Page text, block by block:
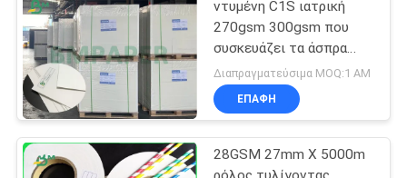
ντυμένη C1S ιατρική
270gsm 300gsm που
συσκευάζει τα άσπρα
διπλώνοντας φύλλα
πινάκων κιβωτίων
Διαπραγματεύσιμα MOQ:1 ΑΜ
ΕΠΑΦΉ
28GSM 27mm X 5000m